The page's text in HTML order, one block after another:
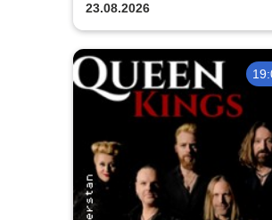
23.08.2026